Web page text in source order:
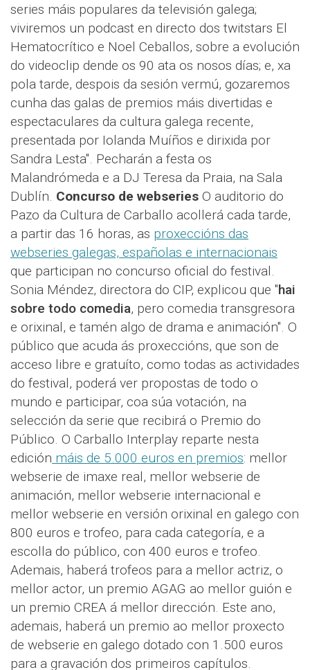
series máis populares da televisión galega;
viviremos un podcast en directo dos twitstars El
Hematocrítico e Noel Ceballos, sobre a evolución
do videoclip dende os 90 ata os nosos días; e, xa
pola tarde, despois da sesión vermú, gozaremos
cunha das galas de premios máis divertidas e
espectaculares da cultura galega recente,
presentada por Iolanda Muíños e dirixida por
Sandra Lesta". Pecharán a festa os
Malandrómeda e a DJ Teresa da Praia, na Sala
Dublín. Concurso de webseries O auditorio do
Pazo da Cultura de Carballo acollerá cada tarde,
a partir das 16 horas, as proxeccións das
webseries galegas, españolas e internacionais
que participan no concurso oficial do festival.
Sonia Méndez, directora do CIP, explicou que "hai
sobre todo comedia, pero comedia transgresora
e orixinal, e tamén algo de drama e animación". O
público que acuda ás proxeccións, que son de
acceso libre e gratuíto, como todas as actividades
do festival, poderá ver propostas de todo o
mundo e participar, coa súa votación, na
selección da serie que recibirá o Premio do
Público. O Carballo Interplay reparte nesta
edición máis de 5.000 euros en premios: mellor
webserie de imaxe real, mellor webserie de
animación, mellor webserie internacional e
mellor webserie en versión orixinal en galego con
800 euros e trofeo, para cada categoría, e a
escolla do público, con 400 euros e trofeo.
Ademais, haberá trofeos para a mellor actriz, o
mellor actor, un premio AGAG ao mellor guión e
un premio CREA á mellor dirección. Este ano,
ademais, haberá un premio ao mellor proxecto
de webserie en galego dotado con 1.500 euros
para a gravación dos primeiros capítulos.